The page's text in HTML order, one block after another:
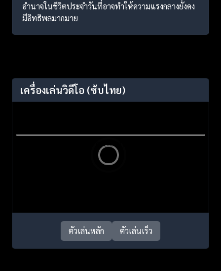
อำนาจในชีวิตประจำวันที่อาจทำให้ความแรงกลางยังคง
มีอิทธิพลมากมาย
เครื่องเล่นวิดีโอ (ซับไทย)
ตัวเล่นหลัก ตัวเล่นเร็ว